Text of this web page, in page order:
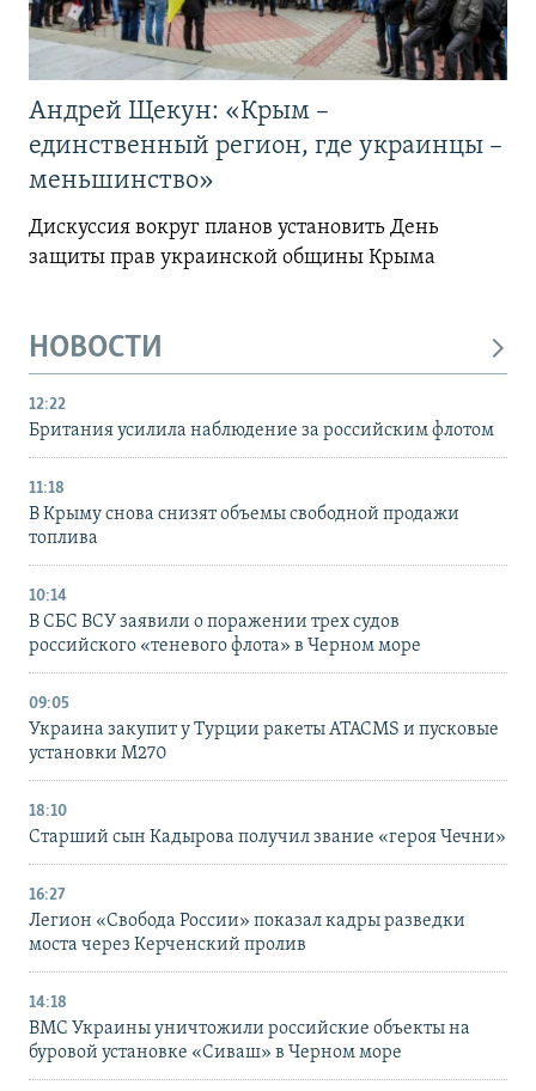
Андрей Щекун: «Крым –
единственный регион, где украинцы –
меньшинство»
Дискуссия вокруг планов установить День
защиты прав украинской общины Крыма
НОВОСТИ
12:22
Британия усилила наблюдение за российским флотом
11:18
В Крыму снова снизят объемы свободной продажи
топлива
10:14
В СБС ВСУ заявили о поражении трех судов
российского «теневого флота» в Черном море
09:05
Украина закупит у Турции ракеты ATACMS и пусковые
установки M270
18:10
Старший сын Кадырова получил звание «героя Чечни»
16:27
Легион «Свобода России» показал кадры разведки
моста через Керченский пролив
14:18
ВМС Украины уничтожили российские объекты на
буровой установке «Сиваш» в Черном море